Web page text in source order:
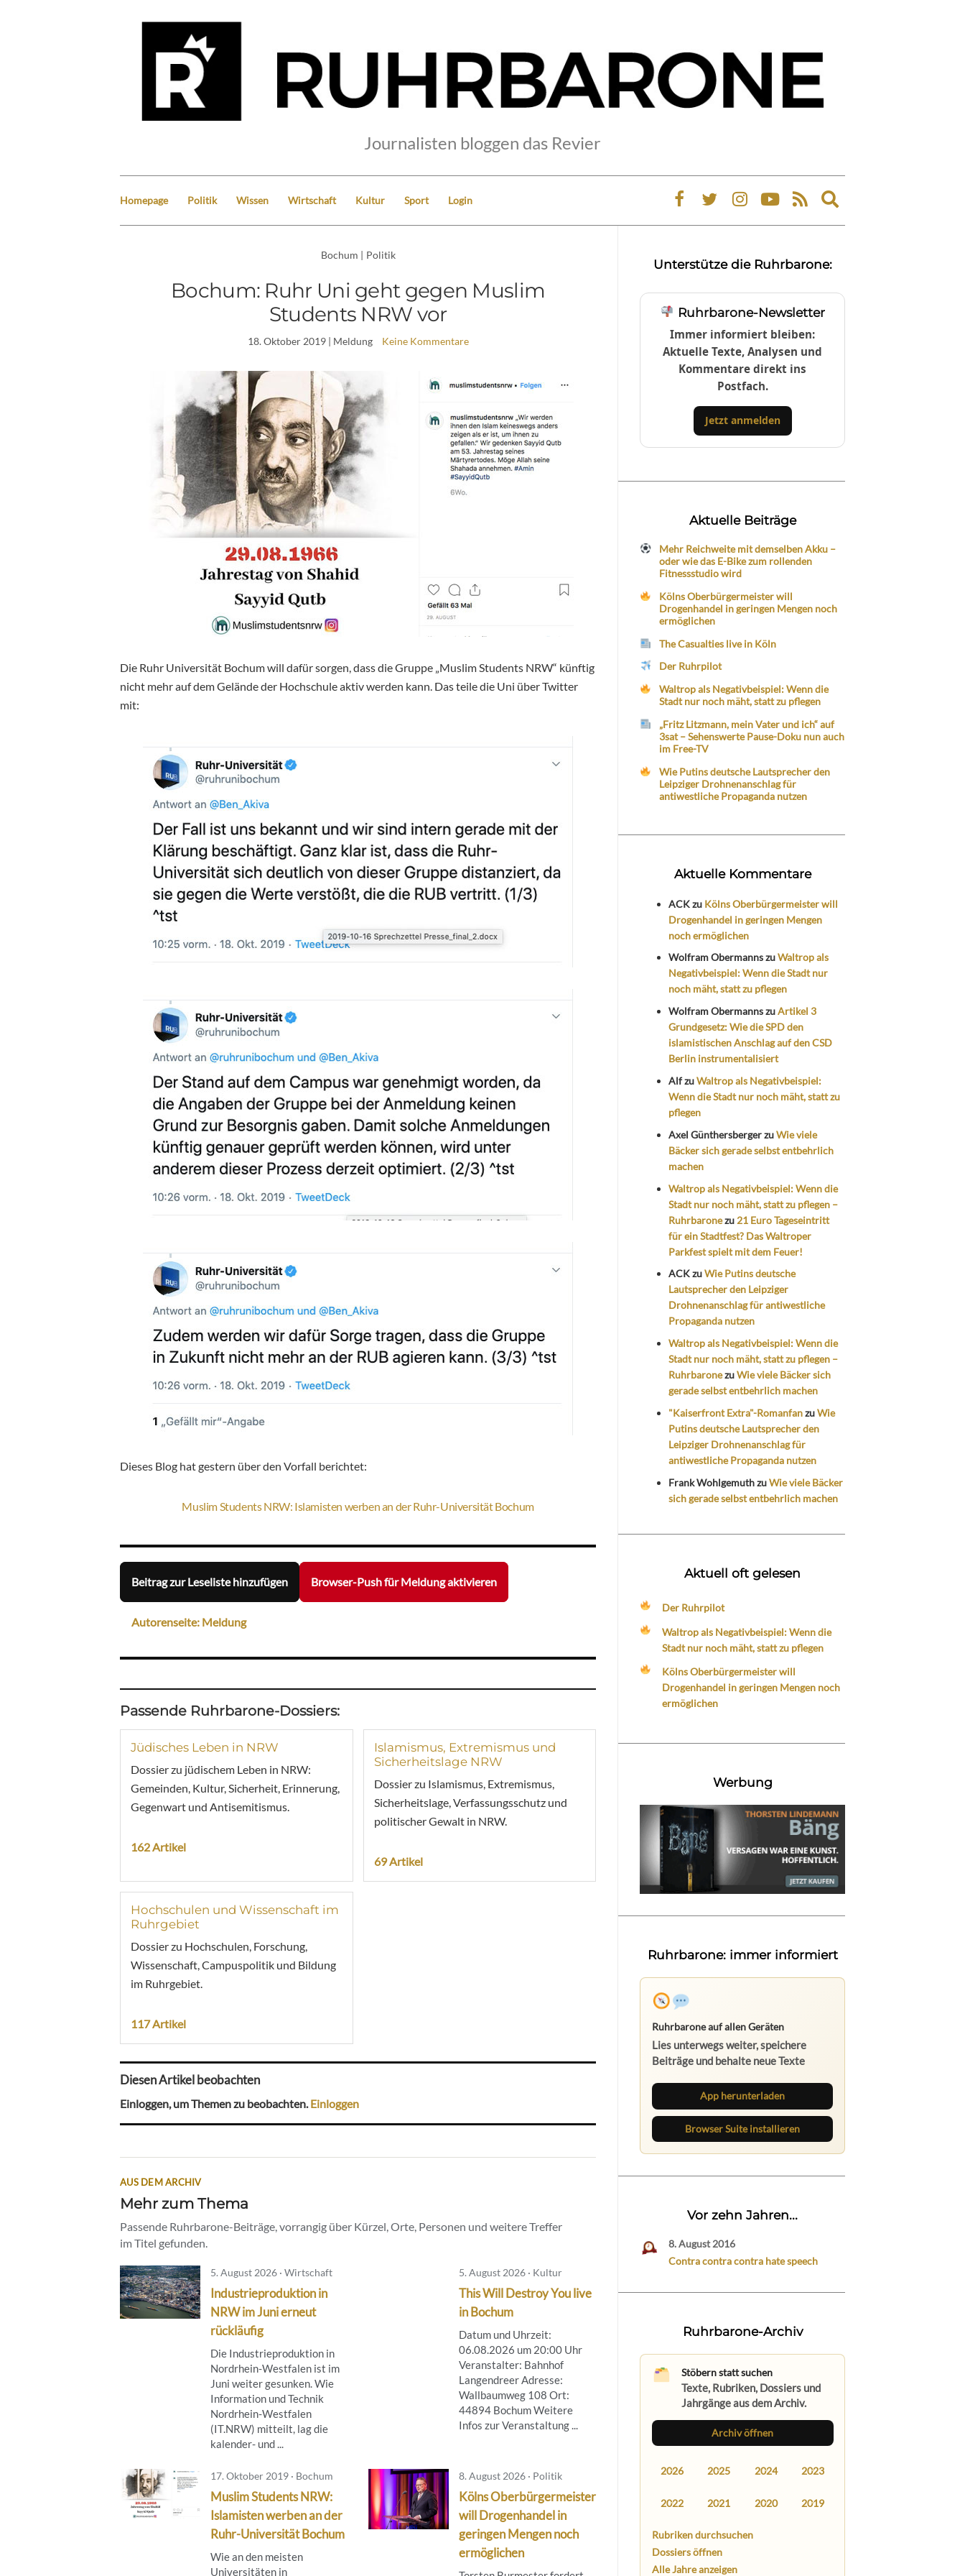
Journalisten bloggen das Revier
Homepage Politik Wissen Wirtschaft Kultur Sport Login
Expand
search
Bochum | Politik
Bochum: Ruhr Uni geht gegen Muslim
Students NRW vor
18. Oktober 2019| Meldung Keine Kommentare
Die Ruhr Universität Bochum will dafür sorgen, dass die Gruppe „Muslim Students NRW“ künftig
nicht mehr auf dem Gelände der Hochschule aktiv werden kann. Das teile die Uni über Twitter
mit:
Dieses Blog hat gestern über den Vorfall berichtet:
Muslim Students NRW: Islamisten werben an der Ruhr-Universität Bochum
Beitrag zur Leseliste hinzufügen Browser-Push für Meldung aktivieren
Autorenseite: Meldung
Passende Ruhrbarone-Dossiers:
Jüdisches Leben in NRW
Dossier zu jüdischem Leben in NRW:
Gemeinden, Kultur, Sicherheit, Erinnerung,
Gegenwart und Antisemitismus.
162 Artikel
Islamismus, Extremismus und
Sicherheitslage NRW
Dossier zu Islamismus, Extremismus,
Sicherheitslage, Verfassungsschutz und
politischer Gewalt in NRW.
69 Artikel
Hochschulen und Wissenschaft im
Ruhrgebiet
Dossier zu Hochschulen, Forschung,
Wissenschaft, Campuspolitik und Bildung
im Ruhrgebiet.
117 Artikel
Diesen Artikel beobachten
Einloggen, um Themen zu beobachten.Einloggen
AUS DEM ARCHIV
Mehr zum Thema
Passende Ruhrbarone-Beiträge, vorrangig über Kürzel, Orte, Personen und weitere Treffer
im Titel gefunden.
5. August 2026 · Wirtschaft
Industrieproduktion in
NRW im Juni erneut
rückläufig
Die Industrieproduktion in
Nordrhein-Westfalen ist im
Juni weiter gesunken. Wie
Information und Technik
Nordrhein-Westfalen
(IT.NRW) mitteilt, lag die
kalender- und ...
5. August 2026 · Kultur
This Will Destroy You live
in Bochum
Datum und Uhrzeit:
06.08.2026 um 20:00 Uhr
Veranstalter: Bahnhof
Langendreer Adresse:
Wallbaumweg 108 Ort:
44894 Bochum Weitere
Infos zur Veranstaltung ...
17. Oktober 2019 · Bochum
Muslim Students NRW:
Islamisten werben an der
Ruhr-Universität Bochum
Wie an den meisten
Universitäten in
8. August 2026 · Politik
Kölns Oberbürgermeister
will Drogenhandel in
geringen Mengen noch
ermöglichen
Unterstütze die Ruhrbarone:
Ruhrbarone-Newsletter
Immer informiert bleiben:
Aktuelle Texte, Analysen und
Kommentare direkt ins
Postfach.
Jetzt anmelden
Aktuelle Beiträge
Mehr Reichweite mit demselben Akku –
oder wie das E-Bike zum rollenden
Fitnessstudio wird
Kölns Oberbürgermeister will
Drogenhandel in geringen Mengen noch
ermöglichen
The Casualties live in Köln
Der Ruhrpilot
Waltrop als Negativbeispiel: Wenn die
Stadt nur noch mäht, statt zu pflegen
„Fritz Litzmann, mein Vater und ich“ auf
3sat – Sehenswerte Pause-Doku nun auch
im Free-TV
Wie Putins deutsche Lautsprecher den
Leipziger Drohnenanschlag für
antiwestliche Propaganda nutzen
Aktuelle Kommentare
ACKzu Kölns Oberbürgermeister will
Drogenhandel in geringen Mengen
noch ermöglichen
Wolfram ObermannszuWaltrop als
Negativbeispiel: Wenn die Stadt nur
noch mäht, statt zu pflegen
Wolfram ObermannszuArtikel 3
Grundgesetz: Wie die SPD den
islamistischen Anschlag auf den CSD
Berlin instrumentalisiert
AlfzuWaltrop als Negativbeispiel:
Wenn die Stadt nur noch mäht, statt zu
pflegen
Axel GünthersbergerzuWie viele
Bäcker sich gerade selbst entbehrlich
machen
Waltrop als Negativbeispiel: Wenn die
Stadt nur noch mäht, statt zu pflegen –
Ruhrbaronezu 21 Euro Tageseintritt
für ein Stadtfest? Das Waltroper
Parkfest spielt mit dem Feuer!
ACKzuWie Putins deutsche
Lautsprecher den Leipziger
Drohnenanschlag für antiwestliche
Propaganda nutzen
Waltrop als Negativbeispiel: Wenn die
Stadt nur noch mäht, statt zu pflegen –
RuhrbaronezuWie viele Bäcker sich
gerade selbst entbehrlich machen
"Kaiserfront Extra"-RomanfanzuWie
Putins deutsche Lautsprecher den
Leipziger Drohnenanschlag für
antiwestliche Propaganda nutzen
Frank WohlgemuthzuWie viele Bäcker
sich gerade selbst entbehrlich machen
Aktuell oft gelesen
Der Ruhrpilot
Waltrop als Negativbeispiel: Wenn die
Stadt nur noch mäht, statt zu pflegen
Kölns Oberbürgermeister will
Drogenhandel in geringen Mengen noch
ermöglichen
Werbung
Ruhrbarone: immer informiert
Ruhrbarone auf allen Geräten
Lies unterwegs weiter, speichere
Beiträge und behalte neue Texte
App herunterladen
Browser Suite installieren
Vor zehn Jahren...
8. August 2016
Contra contra contra hate speech
Ruhrbarone-Archiv
Stöbern statt suchen
Texte, Rubriken, Dossiers und
Jahrgänge aus dem Archiv.
Archiv öffnen
2026 2025 2024 2023
2022 2021 2020 2019
Rubriken durchsuchen
Dossiers öffnen
Alle Jahre anzeigen